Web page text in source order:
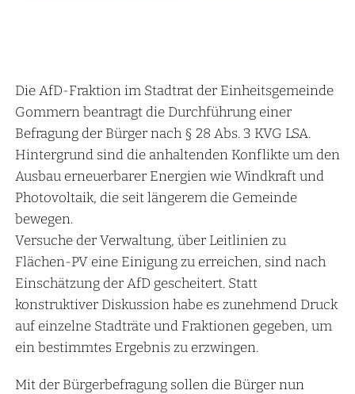
Die AfD-Fraktion im Stadtrat der Einheitsgemeinde
Gommern beantragt die Durchführung einer
Befragung der Bürger nach § 28 Abs. 3 KVG LSA.
Hintergrund sind die anhaltenden Konflikte um den
Ausbau erneuerbarer Energien wie Windkraft und
Photovoltaik, die seit längerem die Gemeinde
bewegen.
Versuche der Verwaltung, über Leitlinien zu
Flächen-PV eine Einigung zu erreichen, sind nach
Einschätzung der AfD gescheitert. Statt
konstruktiver Diskussion habe es zunehmend Druck
auf einzelne Stadträte und Fraktionen gegeben, um
ein bestimmtes Ergebnis zu erzwingen.
Mit der Bürgerbefragung sollen die Bürger nun